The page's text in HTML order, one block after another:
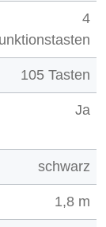
4
105 Tasten
Ja
schwarz
1,8 m